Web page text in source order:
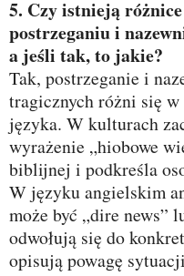
5. Czy istnieją różnice kulturowe w
postrzeganiu i
a jeśli tak, to jakie?
Tak, postrzeganie i
tragicznych różni się
języka. W kulturach
wyrażenie „hiobowe
biblijnej i podkreśla
W języku angielskim
może być „dire news”
odwołują się do
opisują powagę